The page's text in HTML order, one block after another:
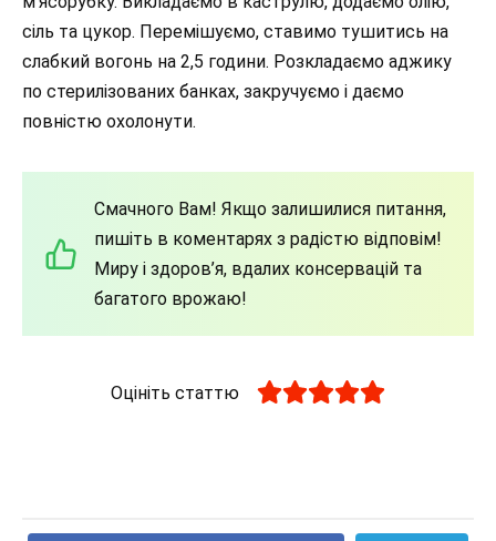
сіль та цукор. Перемішуємо, ставимо тушитись на
слабкий вогонь на 2,5 години. Розкладаємо аджику
по стерилізованих банках, закручуємо і даємо
повністю охолонути.
Смачного Вам! Якщо залишилися питання,
пишіть в коментарях з радістю відповім!
Миру і здоров’я, вдалих консервацій та
багатого врожаю!
Оцініть статтю